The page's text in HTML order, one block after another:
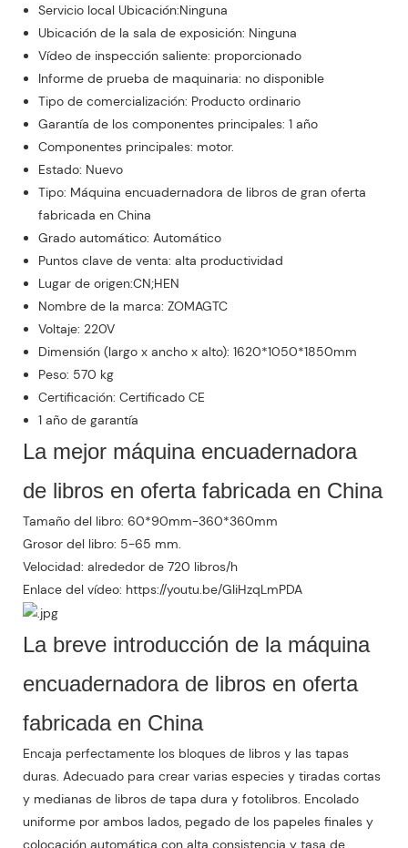
Servicio local Ubicación:Ninguna
Ubicación de la sala de exposición: Ninguna
Vídeo de inspección saliente: proporcionado
Informe de prueba de maquinaria: no disponible
Tipo de comercialización: Producto ordinario
Garantía de los componentes principales: 1 año
Componentes principales: motor.
Estado: Nuevo
Tipo: Máquina encuadernadora de libros de gran oferta
fabricada en China
Grado automático: Automático
Puntos clave de venta: alta productividad
Lugar de origen:CN;HEN
Nombre de la marca: ZOMAGTC
Voltaje: 220V
Dimensión (largo x ancho x alto): 1620*1050*1850mm
Peso: 570 kg
Certificación: Certificado CE
1 año de garantía
La mejor máquina encuadernadora
de libros en oferta fabricada en China
Tamaño del libro: 60*90mm-360*360mm
Grosor del libro: 5-65 mm.
Velocidad: alrededor de 720 libros/h
Enlace del vídeo: https://youtu.be/GIiHzqLmPDA
La breve introducción de la máquina
encuadernadora de libros en oferta
fabricada en China
Encaja perfectamente los bloques de libros y las tapas
duras. Adecuado para crear varias especies y tiradas cortas
y medianas de libros de tapa dura y fotolibros. Encolado
uniforme por ambos lados, pegado de los papeles finales y
colocación automática con alta consistencia y tasa de